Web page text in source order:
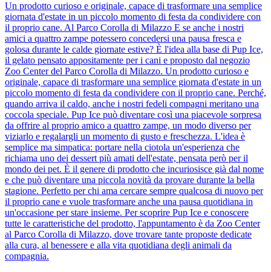
Un prodotto curioso e originale, capace di trasformare una semplice
giornata d'estate in un piccolo momento di festa da condividere con
il proprio cane. Al Parco Corolla di Milazzo E se anche i nostri
amici a quattro zampe potessero concedersi una pausa fresca e
golosa durante le calde giornate estive? È l'idea alla base di Pup Ice,
il gelato pensato appositamente per i cani e proposto dal negozio
Zoo Center del Parco Corolla di Milazzo. Un prodotto curioso e
originale, capace di trasformare una semplice giornata d'estate in un
piccolo momento di festa da condividere con il proprio cane. Perché,
quando arriva il caldo, anche i nostri fedeli compagni meritano una
coccola speciale. Pup Ice può diventare così una piacevole sorpresa
da offrire al proprio amico a quattro zampe, un modo diverso per
viziarlo e regalargli un momento di gusto e freschezza. L'idea è
semplice ma simpatica: portare nella ciotola un'esperienza che
richiama uno dei dessert più amati dell'estate, pensata però per il
mondo dei pet. È il genere di prodotto che incuriosisce già dal nome
e che può diventare una piccola novità da provare durante la bella
stagione. Perfetto per chi ama cercare sempre qualcosa di nuovo per
il proprio cane e vuole trasformare anche una pausa quotidiana in
un'occasione per stare insieme. Per scoprire Pup Ice e conoscere
tutte le caratteristiche del prodotto, l'appuntamento è da Zoo Center
al Parco Corolla di Milazzo, dove trovare tante proposte dedicate
alla cura, al benessere e alla vita quotidiana degli animali da
compagnia.